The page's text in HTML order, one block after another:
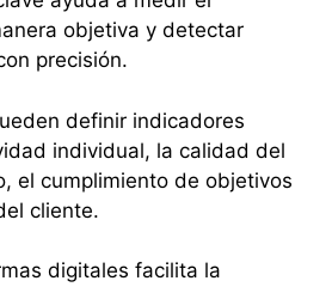
objetiva y detectar
precisión.
definir indicadores
individual, la calidad del
el cumplimiento de objetivos
cliente.
digitales facilita la